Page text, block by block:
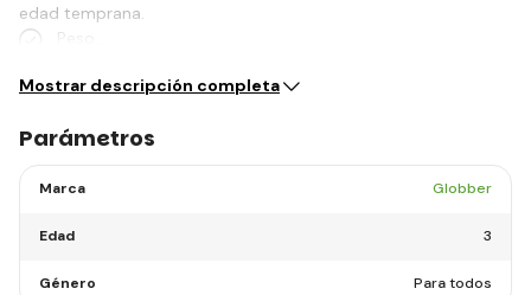
edad temprana.
Peso…
Mostrar descripción completa
Parámetros
Marca Globber
Edad 3
Género Para todos